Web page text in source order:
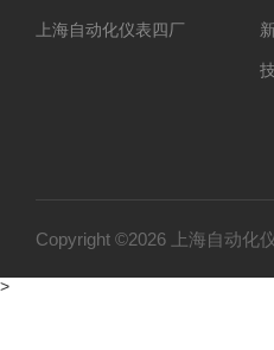
上海自动化仪表四厂
Copyright ©2026 上海自动化
>